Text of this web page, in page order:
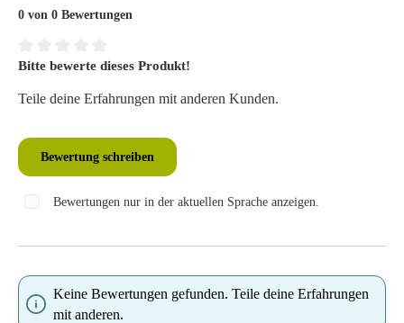
0 von 0 Bewertungen
Durchschnittliche Bewertung von 0 von 5 Sternen
Bitte bewerte dieses Produkt!
Teile deine Erfahrungen mit anderen Kunden.
Bewertung schreiben
Bewertungen nur in der aktuellen Sprache anzeigen.
Keine Bewertungen gefunden. Teile deine Erfahrungen
mit anderen.